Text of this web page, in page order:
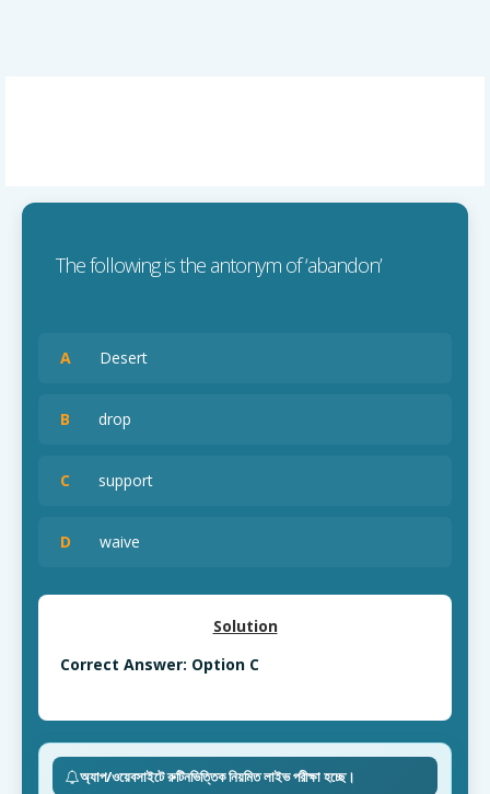
The following is the antonym of ‘abandon’
A Desert
B drop
C support
D waive
Solution
Correct Answer: Option C
অ্যাপ/ওয়েবসাইটে রুটিনভিত্তিক নিয়মিত লাইভ পরীক্ষা হচ্ছে।